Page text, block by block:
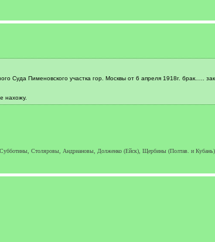
Суда Пименовского участка гор. Москвы от 6 апреля 1918г.
нахожу.
Столяровы, Андриановы, Долженко (Ейск), Щербины (Полтав. и Кубань)